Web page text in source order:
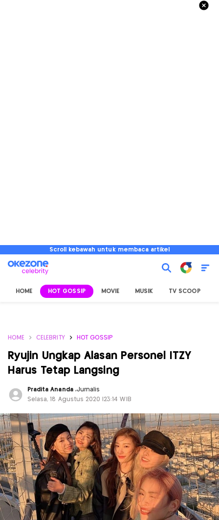
Scroll kebawah untuk membaca artikel
HOME HOT GOSSIP MOVIE MUSIK TV SCOOP
HOME CELEBRITY HOT GOSSIP
Ryujin Ungkap Alasan Personel ITZY
Harus Tetap Langsing
Pradita Ananda ,Jurnalis
Selasa, 18 Agustus 2020 |23:14 WIB